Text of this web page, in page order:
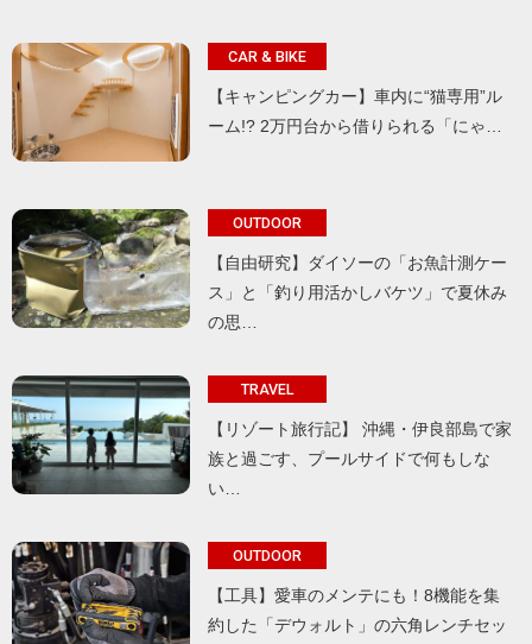
CAR & BIKE
【キャンピングカー】車内に“猫専用”ル
ーム!? 2万円台から借りられる「にゃ…
OUTDOOR
【自由研究】ダイソーの「お魚計測ケー
ス」と「釣り用活かしバケツ」で夏休み
の思…
TRAVEL
【リゾート旅行記】 沖縄・伊良部島で家
族と過ごす、プールサイドで何もしな
い…
OUTDOOR
【工具】愛車のメンテにも！8機能を集
約した「デウォルト」の六角レンチセッ